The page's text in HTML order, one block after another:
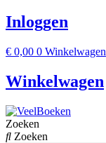
Inloggen
€ 0,00 0 Winkelwagen
Winkelwagen
Zoeken
Zoeken